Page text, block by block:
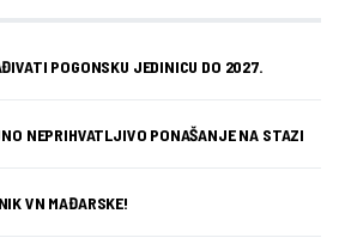
POGONSKU JEDINICU DO 2027.
NEPRIHVATLJIVO PONAŠANJE NA STAZI
VN MAĐARSKE!